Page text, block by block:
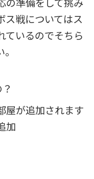
ス戦についてはス
ているのでそちら
屋が追加されます
加